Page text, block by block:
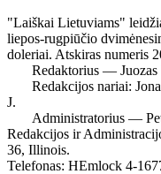
"Laiškai Lietuviams"
liepos-rugpiūčio
doleriai. Atskiras numeris
Redaktorius — Juozas
Redakcijos nariai:
J.
Administratorius —
Redakcijos ir
36, Illinois.
Telefonas: HEmlock 4-